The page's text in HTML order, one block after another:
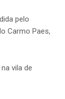
pelo
Carmo Paes,
vila de